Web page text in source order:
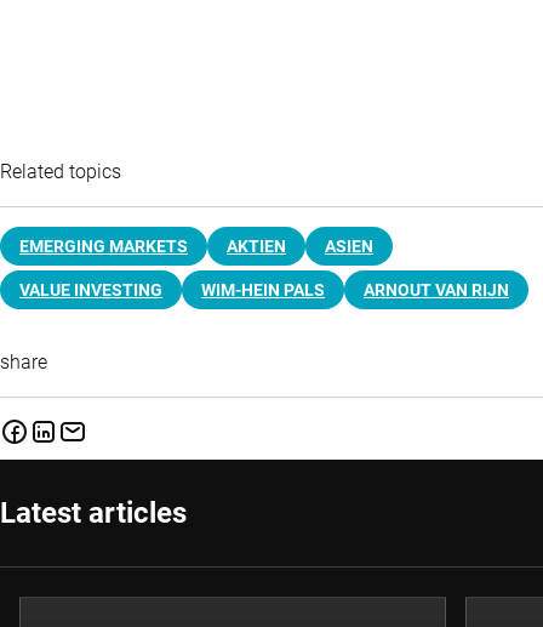
Related topics
EMERGING MARKETS AKTIEN ASIEN
VALUE INVESTING WIM-HEIN PALS ARNOUT VAN RIJN
share
Latest articles